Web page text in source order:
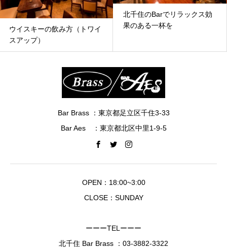
ウイスキーの飲み方（トワイ
スアップ）
北千住のBarでリラックス効
果のある一杯を
Bar Brass ：東京都足立区千住3-33
Bar Aes ：東京都北区中里1-9-5
OPEN：18:00~3:00
CLOSE：SUNDAY
ーーーTELーーー
北千住 Bar Brass ： 03-3882-3322